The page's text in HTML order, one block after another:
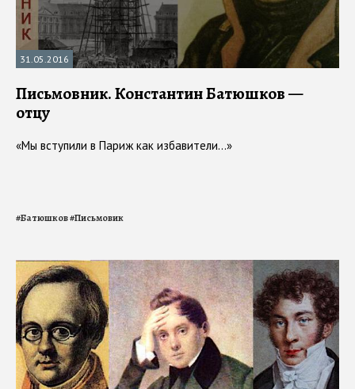
31.05.2016
Письмовник. Константин Батюшков —
отцу
«Мы вступили в Париж как избавители…»
#Батюшков#Письмовик